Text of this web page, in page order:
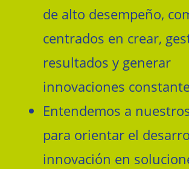
de alto desempeño,
centrados en crear,
resultados y generar
innovaciones
Entendemos a
para orientar el
innovación en